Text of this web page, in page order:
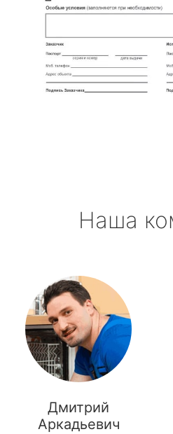
Наша
Дмитрий
Аркадьевич